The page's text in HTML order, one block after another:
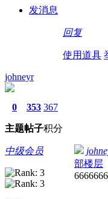
发消息
回复
使用道具
johneyr
0
主题
353
帖子
367
积分
中级会员
部楼层